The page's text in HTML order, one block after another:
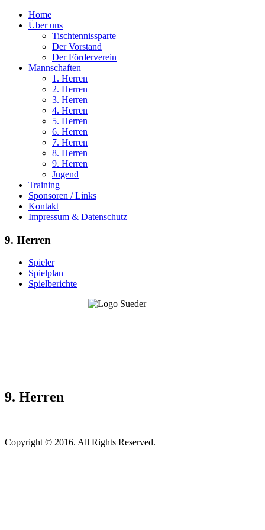
Home
Über uns
Tischtennissparte
Der Vorstand
Der Förderverein
Mannschaften
1. Herren
2. Herren
3. Herren
4. Herren
5. Herren
6. Herren
7. Herren
8. Herren
9. Herren
Jugend
Training
Sponsoren / Links
Kontakt
Impressum & Datenschutz
9. Herren
Spieler
Spielplan
Spielberichte
9. Herren
Copyright © 2016. All Rights Reserved.